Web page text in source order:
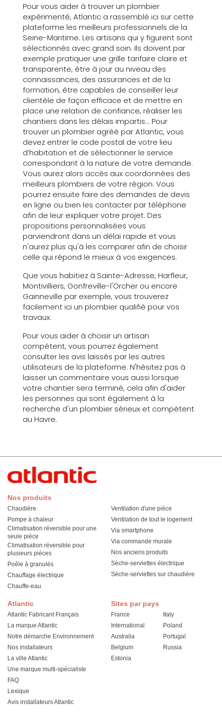
Pour vous aider à trouver un plombier
expérimenté, Atlantic a rassemblé ici sur cette
plateforme les meilleurs professionnels de la
Seine-Maritime. Les artisans qui y figurent sont
sélectionnés avec grand soin. Ils doivent par
exemple pratiquer une grille tarifaire claire et
transparente, être à jour au niveau des
connaissances, des assurances et de la
formation, être capables de conseiller leur
clientèle de façon efficace et de mettre en
place une relation de confiance, réaliser les
chantiers dans les délais impartis... Pour
trouver un plombier agréé par Atlantic, vous
devez entrer le code postal de votre lieu
d’habitation et de sélectionner le service
correspondant à la nature de votre demande.
Vous aurez alors accès aux coordonnées des
meilleurs plombiers de votre région. Vous
pourrez ensuite faire des demandes de devis
en ligne ou bien les contacter par téléphone
afin de leur expliquer votre projet. Des
propositions personnalisées vous
parviendront dans un délai rapide et vous
n'aurez plus qu'à les comparer afin de choisir
celle qui répond le mieux à vos exigences.
Que vous habitiez à Sainte-Adresse, Harfleur,
Montivilliers, Gonfreville-l'Orcher ou encore
Gainneville par exemple, vous trouverez
facilement ici un plombier qualifié pour vos
travaux.
Pour vous aider à choisir un artisan
compétent, vous pourrez également
consulter les avis laissés par les autres
utilisateurs de la plateforme. N'hésitez pas à
laisser un commentaire vous aussi lorsque
votre chantier sera terminé, cela afin d'aider
les personnes qui sont également à la
recherche d'un plombier sérieux et compétent
au Havre.
Atlantic
Atlantic Fabricant Français
La marque Atlantic
Notre démarche Environnement
Nos installateurs
La ville Atlantic
Une marque multi-spécialiste
FAQ
Lexique
Avis installateurs Atlantic
Nos produits
Chaudière
Pompe à chaleur
Climatisation réversible pour une
seule pièce
Climatisation réversible pour
plusieurs pièces
Poêle à granulés
Chauffage électrique
Chauffe-eau
Ventilation d'une pièce
Ventilation de tout le logement
Via smartphone
Via commande murale
Nos anciens produits
Sèche-serviettes électrique
Sèche-serviettes sur chaudière
Sites par pays
France
International
Australia
Belgium
Estonia
Italy
Poland
Portugal
Russia